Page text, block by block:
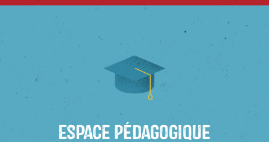
Espace Pédagogique